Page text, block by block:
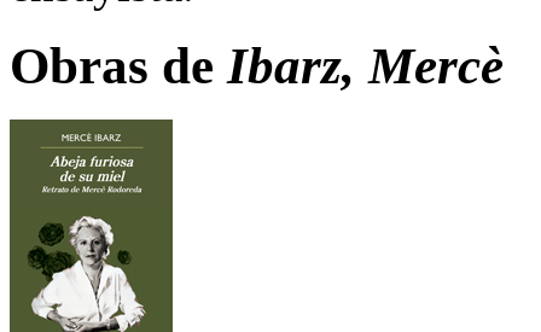
Obras deIbarz, Mercè